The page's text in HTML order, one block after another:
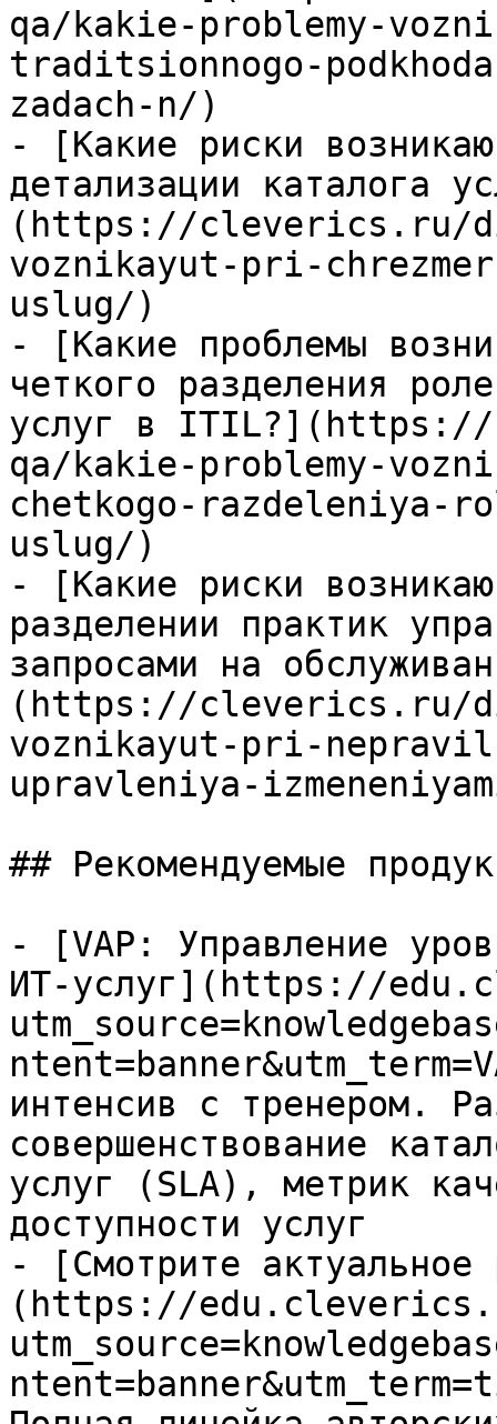
qa/kakie-problemy-
traditsionnogo-
zadach-n/)
- [Какие риски
детализации каталога
(https://cleverics.ru/
voznikayut-pri-
uslug/)
- [Какие проблемы
четкого разделения
услуг в
qa/kakie-problemy-
chetkogo-razdeleniya-
uslug/)
- [Какие риски
разделении практик
запросами на
(https://cleverics.ru/
voznikayut-pri-
upravleniya-
## Рекомендуемые
- [VAP: Управление
ИТ-услуг](https://
интенсив с тренером.
совершенствование
услуг (SLA), метрик
доступности услуг
- [Смотрите актуальное
(https://